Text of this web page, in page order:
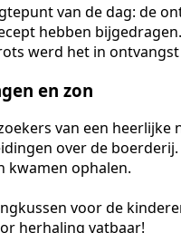
van de dag: de
hebben
werd het in
en zon
van een heerlijke
over de
kwamen ophalen.
voor de
herhaling vatbaar!